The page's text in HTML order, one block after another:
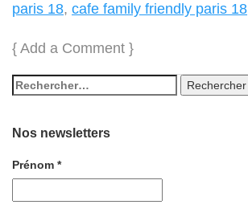
paris 18, cafe family friendly paris 18
{ Add a Comment }
Nos newsletters
Prénom *